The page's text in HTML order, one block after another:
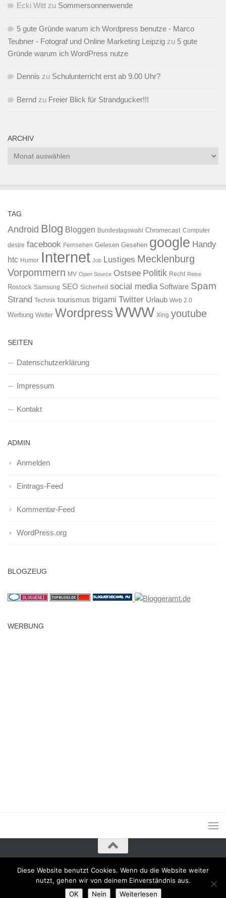
Ecki Witt zu Sommersonnenwende
5 gute Gründe warum ich Wordpress benutze - Marco
Teubner - Fotograf und Online Marketing Leipzig zu 5 gute
Gründe warum ich WordPress nutze
Dennis zu Schulunterricht erst ab 9.00 Uhr?
Bernd zu Freier Blick für Strandgucker!!!
ARCHIV
Archiv
TAG
Android Blog Bloggen Bundestagswahl Chromecast Computer
desire facebook Fernsehen Gelesen Gesehen google Handy
htc Humor Internet Job Lustiges Mecklenburg
Vorpommern MV Open Source Ostsee Politik Recht Reise
Rostock Samsung SEO Sicherheit social media Software Spam
Strand Technik tourismus trigami Twitter Urlaub Web 2.0
Werbung Wetter WordpressWWW Xing youtube
SEITEN
Datenschutzerklärung
Impressum
Kontakt
ADMIN
Anmelden
Eintrags-Feed
Kommentar-Feed
WordPress.org
BLOGZEUG
WERBUNG
Diese Website benutzt Cookies. Wenn du die Website weiter
nutzt, gehen wir von deinem Einverständnis aus.
OK
Nein Weiterlesen